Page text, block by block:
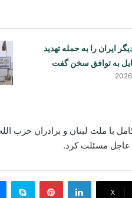
ایران را به حمله تهدید
به توافق سخن گفت
ملت لبنان و برادران حزب الله
عاجل مسئلت کرد.
X
LinkedIn
Pinterest